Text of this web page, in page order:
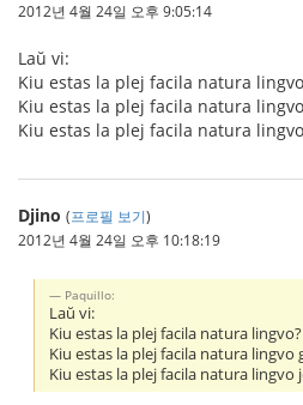
2012년 4월 24일 오후 9:05:14
Laŭ vi:
Kiu estas la plej facila natura
Kiu estas la plej facila natura
Kiu estas la plej facila natura
Djino (프로필 보기)
2012년 4월 24일 오후 10:18:19
Paquillo:
Laŭ vi:
Kiu estas la plej facila natura lingvo?
Kiu estas la plej facila natura lingvo
Kiu estas la plej facila natura